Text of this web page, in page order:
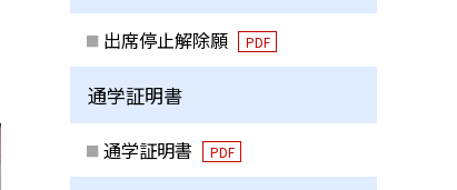
出席停止解除願 PDF
通学証明書
通学証明書 PDF